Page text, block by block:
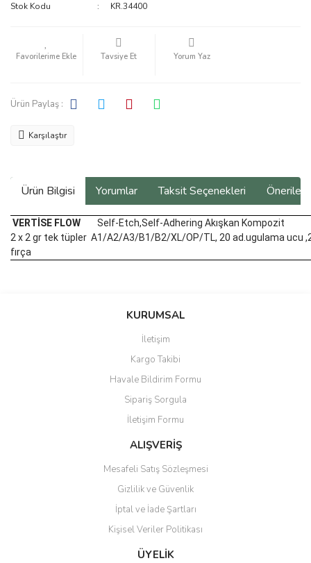
Stok Kodu
KR.34400
Tavsiye Et Yorum Yaz
Ürün Paylaş :
Karşılaştır
Ürün Bilgisi Yorumlar Taksit Seçenekleri
VERTİSE FLOW Self-Etch,Self-Adhering Akışkan Kompozit
2 x 2 gr tek tüpler A1/A2/A3/B1/B2/XL/OP/TL, 20 ad.ugulama ucu
fırça
Bu ürüne ilk yorumu siz yapın!
Ürün resmi kalitesiz, bozuk veya görüntülenemiyor.
Ürün açıklamasında eksik bilgiler bulunuyor.
Ürün bilgilerinde hatalar bulunuyor.
Ürün fiyatı diğer sitelerden daha pahalı.
Bu ürüne benzer farklı alternatifler olmalı.
Gönder
KURUMSAL
İletişim
Kargo Takibi
Havale Bildirim Formu
Sipariş Sorgula
İletişim Formu
ALIŞVERİŞ
Mesafeli Satış Sözleşmesi
Gizlilik ve Güvenlik
İptal ve İade Şartları
Kişisel Veriler Politikası
ÜYELİK